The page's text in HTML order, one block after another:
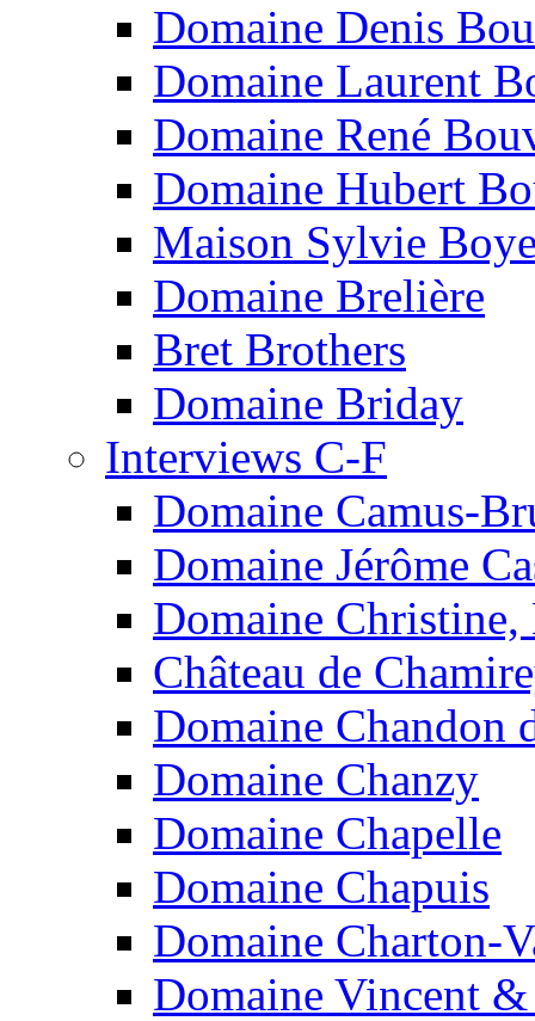
Domaine Denis
Domaine Laurent
Domaine René
Domaine Hubert
Maison Sylvie
Domaine Brelière
Bret Brothers
Domaine Briday
Interviews C-F
Domaine Camus-
Domaine Jérôme
Domaine
Château de
Domaine Chandon
Domaine Chanzy
Domaine Chapelle
Domaine Chapuis
Domaine Charton-
Domaine Vincent